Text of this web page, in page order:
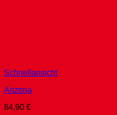
Schnellansicht
Arizona
84,90 €